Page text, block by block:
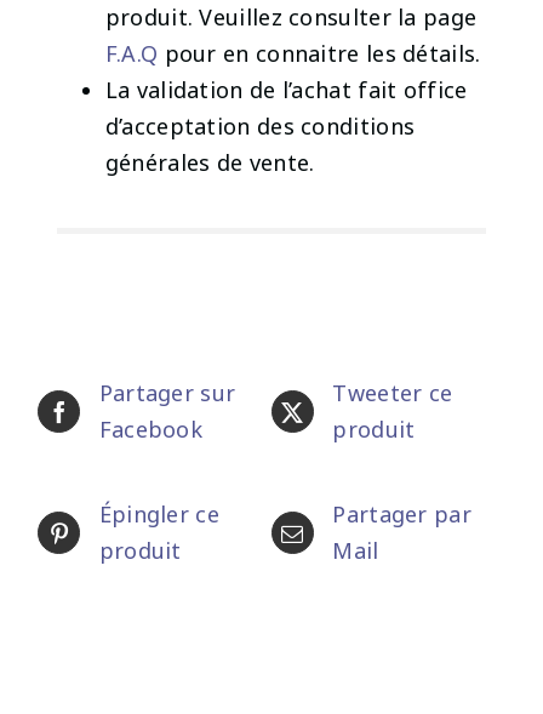
produit. Veuillez consulter la page
F.A.Q pour en connaitre les détails.
La validation de l’achat fait office
d’acceptation des conditions
générales de vente.
Partager sur
Facebook
Tweeter ce
produit
Épingler ce
produit
Partager par
Mail